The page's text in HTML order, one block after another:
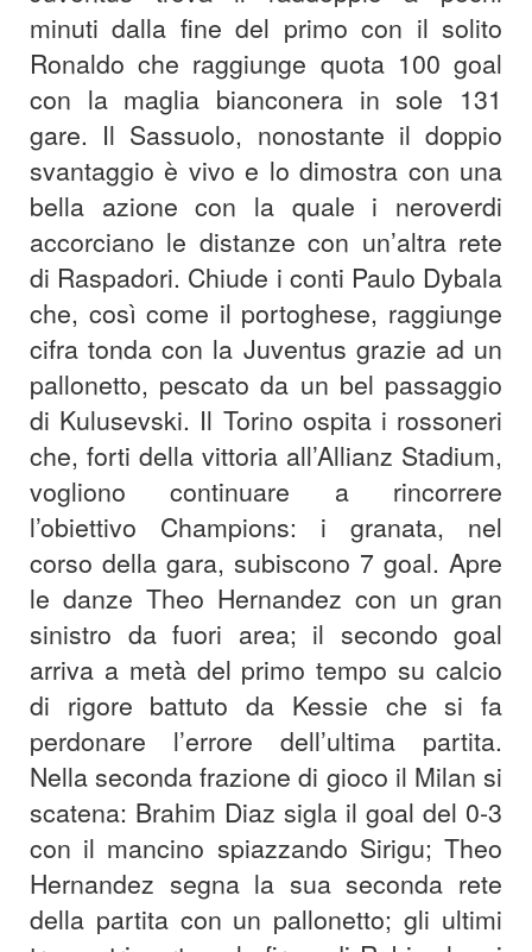
minuti dalla fine del primo con il solito
Ronaldo che raggiunge quota 100 goal
con la maglia bianconera in sole 131
gare. Il Sassuolo, nonostante il doppio
svantaggio è vivo e lo dimostra con una
bella azione con la quale i neroverdi
accorciano le distanze con un’altra rete
di Raspadori. Chiude i conti Paulo Dybala
che, così come il portoghese, raggiunge
cifra tonda con la Juventus grazie ad un
pallonetto, pescato da un bel passaggio
di Kulusevski. Il Torino ospita i rossoneri
che, forti della vittoria all’Allianz Stadium,
vogliono continuare a rincorrere
l’obiettivo Champions: i granata, nel
corso della gara, subiscono 7 goal. Apre
le danze Theo Hernandez con un gran
sinistro da fuori area; il secondo goal
arriva a metà del primo tempo su calcio
di rigore battuto da Kessie che si fa
perdonare l’errore dell’ultima partita.
Nella seconda frazione di gioco il Milan si
scatena: Brahim Diaz sigla il goal del 0-3
con il mancino spiazzando Sirigu; Theo
Hernandez segna la sua seconda rete
della partita con un pallonetto; gli ultimi